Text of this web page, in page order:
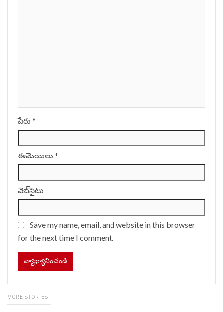
పేరు *
ఈమెయిలు *
వెబ్‌సైటు
Save my name, email, and website in this browser
for the next time I comment.
MORE STORIES